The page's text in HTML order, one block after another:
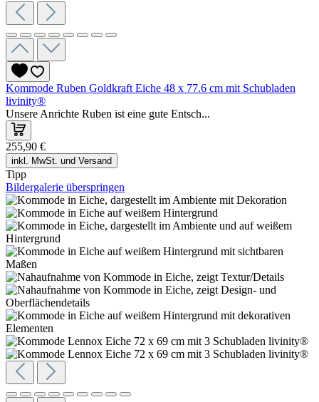
Kommode Ruben Goldkraft Eiche 48 x 77.6 cm mit Schubladen
livinity®
Unsere Anrichte Ruben ist eine gute Entsch...
255,90 €
inkl. MwSt. und Versand
Tipp
Bildergalerie überspringen